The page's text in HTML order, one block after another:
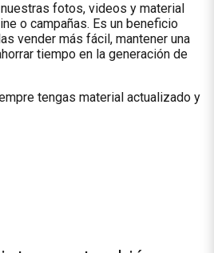
fotos, videos y material
o campañas. Es un beneficio
vender más fácil, mantener una
tiempo en la generación de
tengas material actualizado y